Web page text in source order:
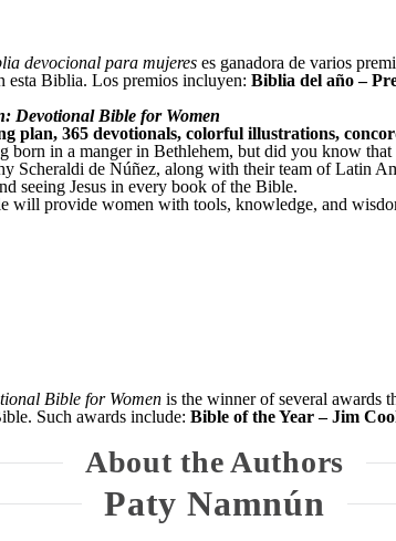
devocional para mujereses ganadora de varios
esta Biblia. Los premios incluyen: Biblia del año –
Devotional Bible for Women
plan, 365 devotionals, colorful illustrations,
born in a manger in Bethlehem, but did you know
Scheraldi de Núñez, along with their team of Latin
seeing Jesus in every book of the Bible.
will provide women with tools, knowledge, and
Bible for Womenis the winner of several awards
Such awards include: Bible of the Year – Jim
About the Authors
Paty Namnún